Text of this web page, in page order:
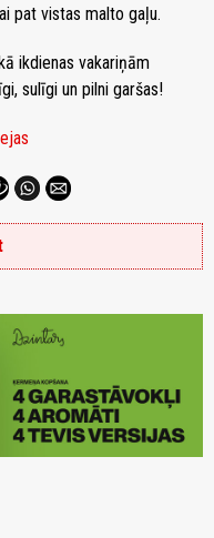
pat vistas malto gaļu.
ikdienas vakariņām
sulīgi un pilni garšas!